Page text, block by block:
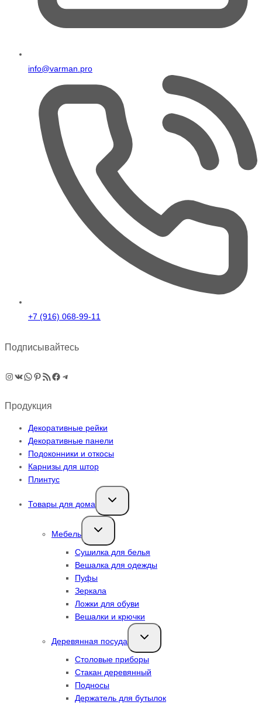
info@varman.pro
+7 (916) 068-99-11
Подписывайтесь
Instagram
ВКонтакте
WhatsApp
Pinterest
RSS-рассылка
Facebook
Telegram
Продукция
Декоративные рейки
Декоративные панели
Подоконники и откосы
Карнизы для штор
Плинтус
Товары для дома
Переключить
дочернее
Мебель
Переключить
дочернее
Сушилка для белья
Вешалка для одежды
Пуфы
Зеркала
Ложки для обуви
Вешалки и крючки
Деревянная посуда
Переключить
дочернее
Столовые приборы
Стакан деревянный
Подносы
Держатель для бутылок